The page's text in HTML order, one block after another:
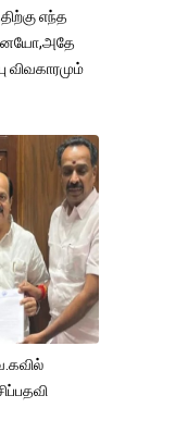
எந்த
விவகாரமும்